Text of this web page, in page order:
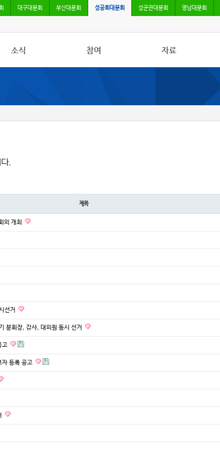
대구대분회 부산대분회 성공회대분회 성균관대분회 영남대분회
소식 참여 자료
.
제목
의 개최
선거
분회장, 감사, 대의원 동시 선거
고
자 등록 공고